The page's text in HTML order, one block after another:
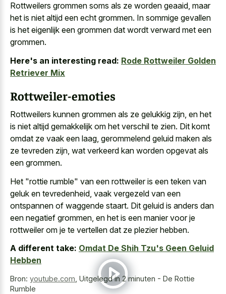
Rottweilers grommen soms als ze worden geaaid, maar
het is niet altijd een echt grommen. In sommige gevallen
is het eigenlijk een grommen dat wordt verward met een
grommen.
Here's an interesting read: Rode Rottweiler Golden
Retriever Mix
Rottweiler-emoties
Rottweilers kunnen grommen als ze gelukkig zijn, en het
is niet altijd gemakkelijk om het verschil te zien. Dit komt
omdat ze vaak een laag, gerommelend geluid maken als
ze tevreden zijn, wat verkeerd kan worden opgevat als
een grommen.
Het "rottie rumble" van een rottweiler is een teken van
geluk en tevredenheid, vaak vergezeld van een
ontspannen of waggende staart. Dit geluid is anders dan
een negatief grommen, en het is een manier voor je
rottweiler om je te vertellen dat ze plezier hebben.
A different take: Omdat De Shih Tzu's Geen Geluid
Hebben
Bron: youtube.com Uitgelegd in 2 minuten - De Rottie
Rumble